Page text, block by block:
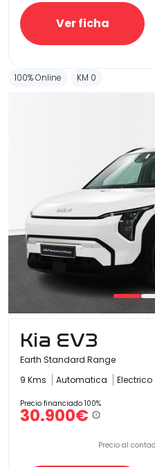
Ver ficha
100% Online KM 0
Kia EV3
Earth Standard Range
9 Kms
Automatica Electrico
Precio financiado 100%
30.900€
Precio al